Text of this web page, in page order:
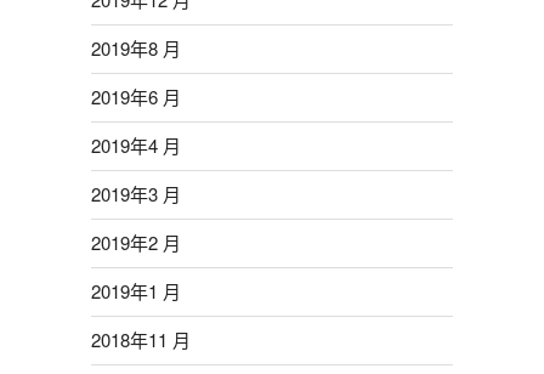
2019年8 月
2019年6 月
2019年4 月
2019年3 月
2019年2 月
2019年1 月
2018年11 月